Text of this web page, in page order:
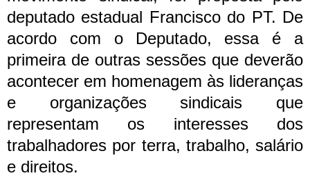
deputado estadual Francisco do PT. De
acordo com o Deputado, essa é a
primeira de outras sessões que deverão
acontecer em homenagem às lideranças
e organizações sindicais que
representam os interesses dos
trabalhadores por terra, trabalho, salário
e direitos.